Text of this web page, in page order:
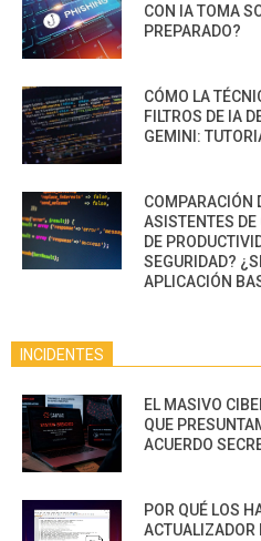
CON IA TOMA
PREPARADO?
CÓMO LA
FILTROS DE IA
GEMINI:
COMPARACIÓN
ASISTENTES
DE
SEGURIDAD?
APLICACIÓN
INCIDENTES
EL MASIVO
QUE
ACUERDO
POR QUÉ LOS
ACTUALIZADOR